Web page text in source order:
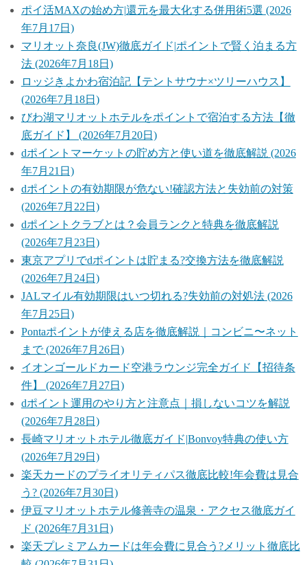
ポイ活MAXの始め方|還元を最大化する併用術5選 (2026
年7月17日)
マリオット奈良(JW)徹底ガイド|ポイントで賢く泊まる方
法 (2026年7月18日)
ロッジきよかわ宿泊記【テントサウナ×ツリーハウス】
(2026年7月18日)
びわ湖マリオットホテルをポイントで宿泊する方法【徹
底ガイド】 (2026年7月20日)
dポイントマーケットの貯め方と使い道を徹底解説 (2026
年7月21日)
dポイントの有効期限が危ない!確認方法と失効前の対策
(2026年7月22日)
dポイントクラブとは？会員ランクと特典を徹底解説
(2026年7月23日)
東京アプリでdポイントは貯まる?交換方法を徹底解説
(2026年7月24日)
JALマイル有効期限はいつ切れる?失効前の対処法 (2026
年7月25日)
Pontaポイントが使える店を徹底解説｜コンビニ〜ネット
まで (2026年7月26日)
イオンゴールドカード空港ラウンジ完全ガイド【招待条
件】 (2026年7月27日)
dポイント運用のやり方と注意点｜損しないコツを解説
(2026年7月28日)
長崎マリオットホテル徹底ガイド|Bonvoy特典の使い方
(2026年7月29日)
楽天カードのプライオリティパス徹底比較!年会費は見合
う? (2026年7月30日)
伊豆マリオットホテル修善寺の温泉・アクセス徹底ガイ
ド (2026年7月31日)
楽天プレミアムカードは年会費に見合う?メリット徹底比